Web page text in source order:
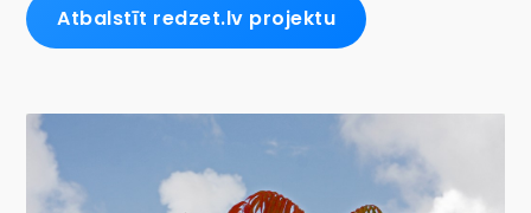
Atbalstīt redzet.lv projektu